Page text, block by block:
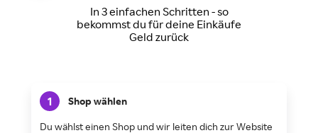
In 3 einfachen Schritten - so
bekommst du für deine Einkäufe
Geld zurück
1 Shop wählen
Du wählst einen Shop und wir leiten dich zur Website